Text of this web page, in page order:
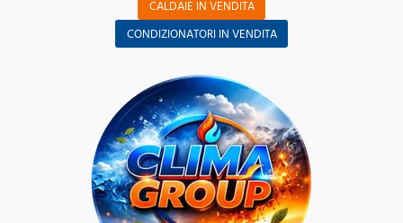
CALDAIE IN VENDITA
CONDIZIONATORI IN VENDITA